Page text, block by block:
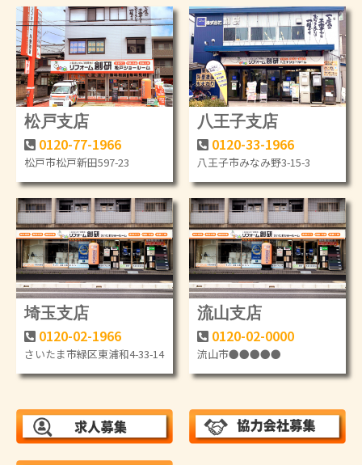
松戸支店
0120-77-1966
松戸市松戸新田597-23
八王子支店
0120-33-1966
八王子市みなみ野3-15-3
埼玉支店
0120-02-1966
さいたま市緑区東浦和4-33-14
流山支店
0120-02-0000
流山市●●●●●